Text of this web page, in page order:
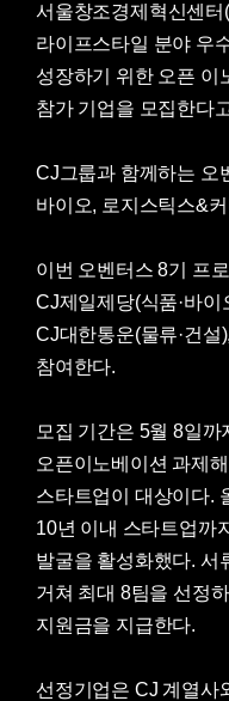
서울창조경제혁신센
라이프스타일 분야 우
성장하기 위한 오픈 이
참가 기업을 모집한다
CJ그룹과 함께하는 오
바이오, 로지스틱스&
이번 오벤터스 8기 프
CJ제일제당(식품·바
CJ대한통운(물류·건설
참여한다.
모집 기간은 5월 8일
오픈이노베이션 과제
스타트업이 대상이다.
10년 이내 스타트업까
발굴을 활성화했다. 서
거쳐 최대 8팀을 선정
지원금을 지급한다.
선정기업은 CJ 계열사